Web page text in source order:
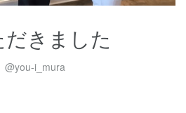
きました
@you-i_mura